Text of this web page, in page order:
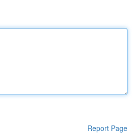
Report Page